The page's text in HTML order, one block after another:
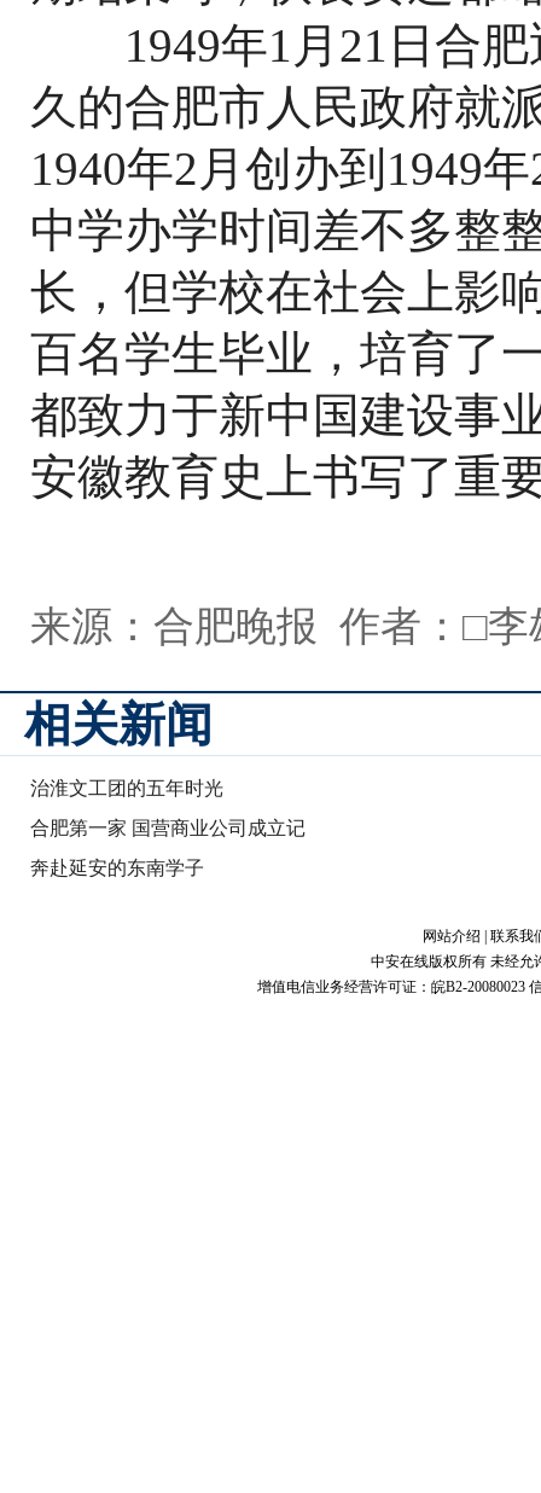
1949年1月21日合肥
久的合肥市人民政府就
1940年2月创办到1949
中学办学时间差不多整
长，但学校在社会上影
百名学生毕业，培育了
都致力于新中国建设事
安徽教育史上书写了重
来源：合肥晚报 作者：□李
相关新闻
治淮文工团的五年时光
合肥第一家 国营商业公司成立记
奔赴延安的东南学子
网站介绍
联系我
中安在线版权所有 未经
增值电信业务经营许可证：皖B2-20080023